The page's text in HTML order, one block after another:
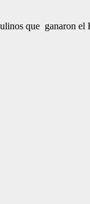
que ganaron el